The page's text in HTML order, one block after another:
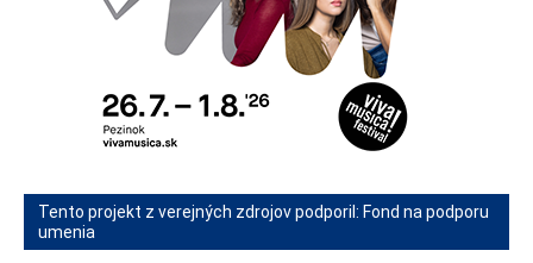
Tento projekt z verejných zdrojov podporil: Fond na podporu
umenia